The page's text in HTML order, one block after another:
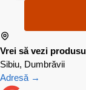
Vrei să vezi
Sibiu, Dumbrăvii
Adresă →